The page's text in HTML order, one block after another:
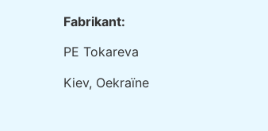
Fabrikant:
РE Tokareva
Kiev, Oekraïne